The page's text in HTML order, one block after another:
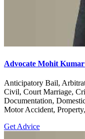
Advocate Mohit
Anticipatory Bail,
Civil, Court Marriage,
Documentation,
Motor Accident,
Get Advice